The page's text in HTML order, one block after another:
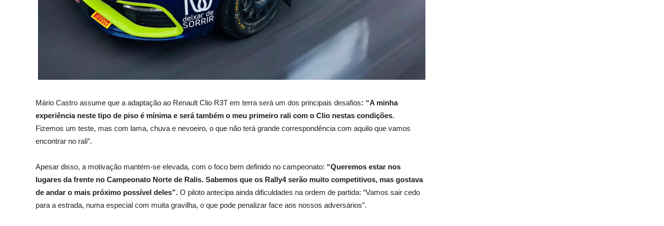
Mário Castro assume que a adaptação ao Renault Clio R3T em terra será um dos principais desafios: “A minha
experiência neste tipo de piso é mínima e será também o meu primeiro rali com o Clio nestas condições.
Fizemos um teste, mas com lama, chuva e nevoeiro, o que não terá grande correspondência com aquilo que vamos
encontrar no rali”.
Apesar disso, a motivação mantém-se elevada, com o foco bem definido no campeonato: “Queremos estar nos
lugares da frente no Campeonato Norte de Ralis. Sabemos que os Rally4 serão muito competitivos, mas gostava
de andar o mais próximo possível deles”. O piloto antecipa ainda dificuldades na ordem de partida: “Vamos sair cedo
para a estrada, numa especial com muita gravilha, o que pode penalizar face aos nossos adversários”.